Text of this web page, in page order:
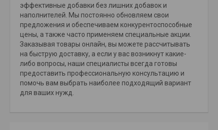
эффективные добавки без лишних добавок и
наполнителей. Мы постоянно обновляем свои
предложения и обеспечиваем конкурентоспособные
цены, а также часто применяем специальные акции.
Заказывая товары онлайн, вы можете рассчитывать
на быструю доставку, а если у вас возникнут какие-
либо вопросы, наши специалисты всегда готовы
предоставить профессиональную консультацию и
помочь вам выбрать наиболее подходящий вариант
для ваших нужд.